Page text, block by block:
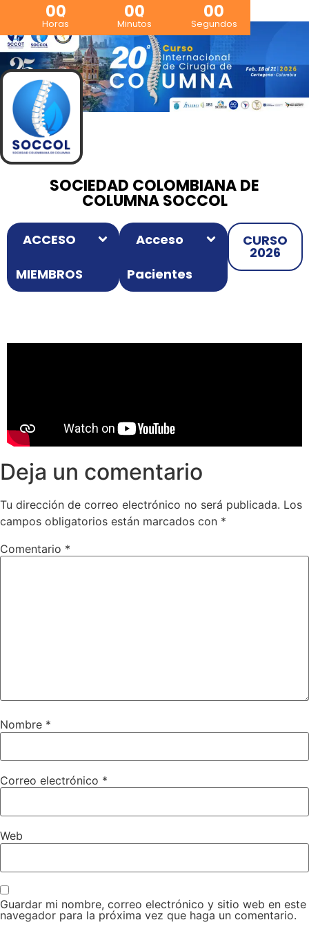
00
Horas
00
Minutos
00
Segundos
SOCIEDAD COLOMBIANA DE
COLUMNA SOCCOL
ACCESO
MIEMBROS
Acceso
Pacientes
CURSO
2026
Deja un comentario
Tu dirección de correo electrónico no será publicada. Los
campos obligatorios están marcados con *
Comentario *
Nombre *
Correo electrónico *
Web
Guardar mi nombre, correo electrónico y sitio web en este
navegador para la próxima vez que haga un comentario.